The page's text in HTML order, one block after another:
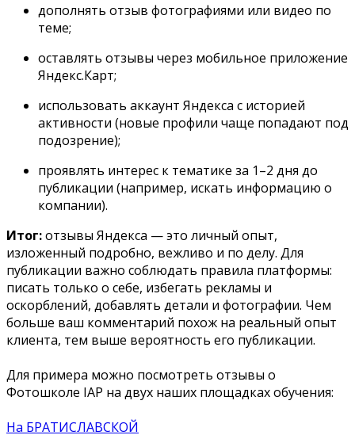
дополнять отзыв фотографиями или видео по
теме;
оставлять отзывы через мобильное приложение
Яндекс.Карт;
использовать аккаунт Яндекса с историей
активности (новые профили чаще попадают под
подозрение);
проявлять интерес к тематике за 1–2 дня до
публикации (например, искать информацию о
компании).
Итог:отзывы Яндекса — это личный опыт,
изложенный подробно, вежливо и по делу. Для
публикации важно соблюдать правила платформы:
писать только о себе, избегать рекламы и
оскорблений, добавлять детали и фотографии. Чем
больше ваш комментарий похож на реальный опыт
клиента, тем выше вероятность его публикации.
Для примера можно посмотреть отзывы о
Фотошколе IAP на двух наших площадках обучения:
На БРАТИСЛАВСКОЙ